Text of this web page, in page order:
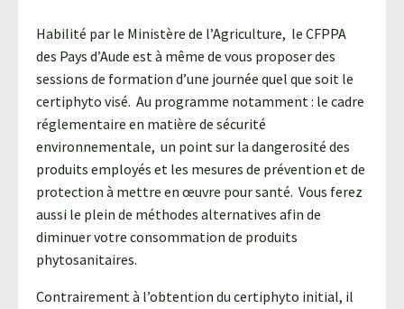
Habilité par le Ministère de l’Agriculture, le CFPPA
des Pays d’Aude est à même de vous proposer des
sessions de formation d’une journée quel que soit le
certiphyto visé. Au programme notamment : le cadre
réglementaire en matière de sécurité
environnementale, un point sur la dangerosité des
produits employés et les mesures de prévention et de
protection à mettre en œuvre pour santé. Vous ferez
aussi le plein de méthodes alternatives afin de
diminuer votre consommation de produits
phytosanitaires.
Contrairement à l’obtention du certiphyto initial, il